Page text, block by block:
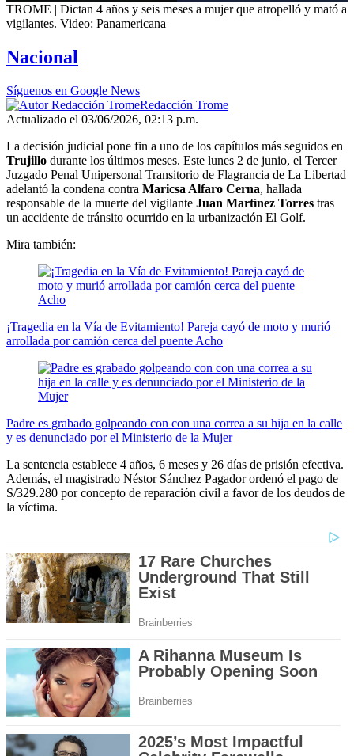
0
seconds
minutes,
33
seconds
TROME | Dictan 4 años y seis meses a mujer que atropelló y mató a
vigilantes. Video: Panamericana
Nacional
Síguenos en Google News
Redacción Trome
Actualizado el 03/06/2026, 02:13 p.m.
La decisión judicial pone fin a uno de los capítulos más seguidos en
Trujillo durante los últimos meses. Este lunes 2 de junio, el Tercer
Juzgado Penal Unipersonal Transitorio de Flagrancia de La Libertad
adelantó la condena contra Maricsa Alfaro Cerna, hallada
responsable de la muerte del vigilante Juan Martínez Torres tras
un accidente de tránsito ocurrido en la urbanización El Golf.
Mira también:
¡Tragedia en la Vía de Evitamiento! Pareja cayó de moto y murió
arrollada por camión cerca del puente Acho
Padre es grabado golpeando con con una correa a su hija en la calle
y es denunciado por el Ministerio de la Mujer
La sentencia establece 4 años, 6 meses y 26 días de prisión efectiva.
Además, el magistrado Néstor Sánchez Pagador ordenó el pago de
S/329.280 por concepto de reparación civil a favor de los deudos de
la víctima.